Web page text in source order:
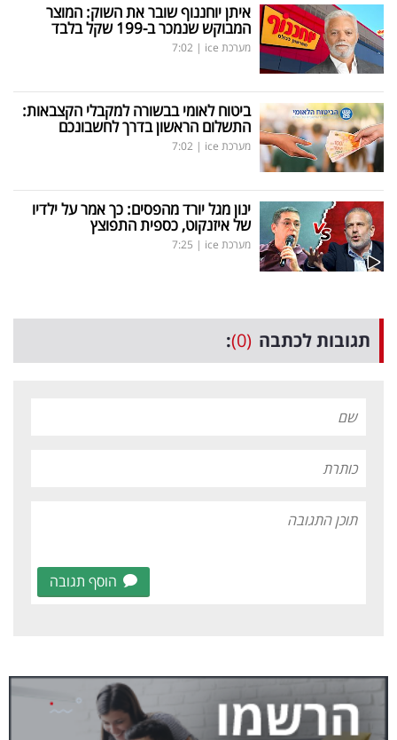
איתן יוחננוף שובר את השוק: המוצר
המבוקש שנמכר ב-199 שקל בלבד
מערכת ice |
7:02
ביטוח לאומי בבשורה למקבלי הקצבאות:
התשלום הראשון בדרך לחשבונכם
מערכת ice |
7:02
ינון מגל יורד מהפסים: כך אמר על ילדיו
של איזנקוט, כספית התפוצץ
מערכת ice |
7:25
תגובות לכתבה (0)
:
הוסף תגובה